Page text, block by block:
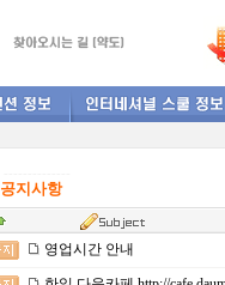
공지사항
영업시간 안내